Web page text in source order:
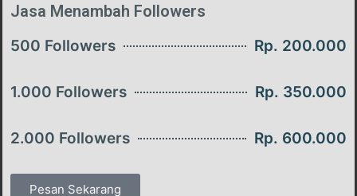
Jasa Menambah Followers
500 Followers Rp. 200.000
1.000 Followers Rp. 350.000
2.000 Followers Rp. 600.000
Pesan Sekarang